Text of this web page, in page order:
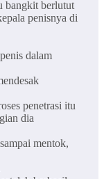
bangkit berlutut
penisnya di
dalam
penetrasi itu
dia
mentok,